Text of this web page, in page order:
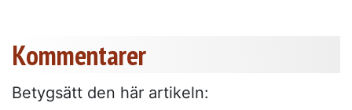
Kommentarer
Betygsätt den här artikeln: